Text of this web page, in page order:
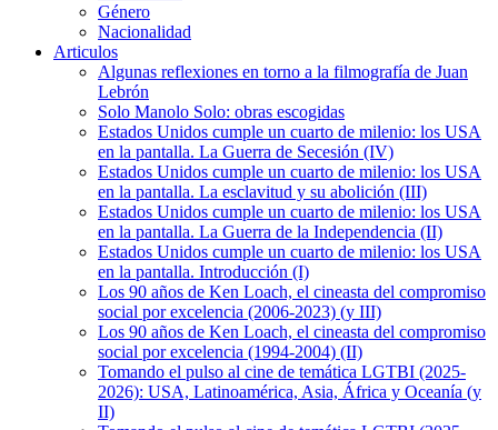
Género
Nacionalidad
Articulos
Algunas reflexiones en torno a la filmografía de Juan
Lebrón
Solo Manolo Solo: obras escogidas
Estados Unidos cumple un cuarto de milenio: los USA
en la pantalla. La Guerra de Secesión (IV)
Estados Unidos cumple un cuarto de milenio: los USA
en la pantalla. La esclavitud y su abolición (III)
Estados Unidos cumple un cuarto de milenio: los USA
en la pantalla. La Guerra de la Independencia (II)
Estados Unidos cumple un cuarto de milenio: los USA
en la pantalla. Introducción (I)
Los 90 años de Ken Loach, el cineasta del compromiso
social por excelencia (2006-2023) (y III)
Los 90 años de Ken Loach, el cineasta del compromiso
social por excelencia (1994-2004) (II)
Tomando el pulso al cine de temática LGTBI (2025-
2026): USA, Latinoamérica, Asia, África y Oceanía (y
II)